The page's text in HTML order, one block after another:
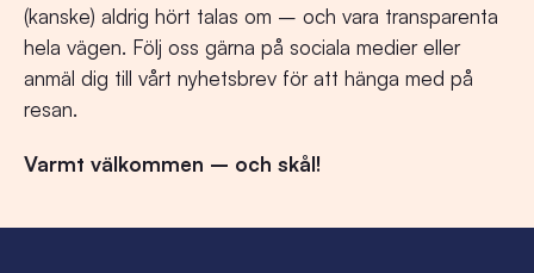
(kanske) aldrig hört talas om – och vara transparenta
hela vägen. Följ oss gärna på sociala medier eller
anmäl dig till vårt nyhetsbrev för att hänga med på
resan.
Varmt välkommen – och skål!